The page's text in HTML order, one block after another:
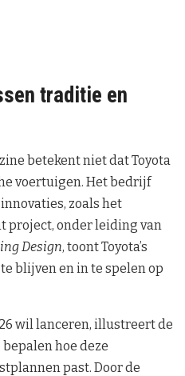
traditie en
betekent niet dat Toyota
voertuigen. Het bedrijf
zoals het
project, onder leiding van
Design, toont Toyota’s
blijven en in te spelen op
wil lanceren, illustreert de
hoe deze
past. Door de